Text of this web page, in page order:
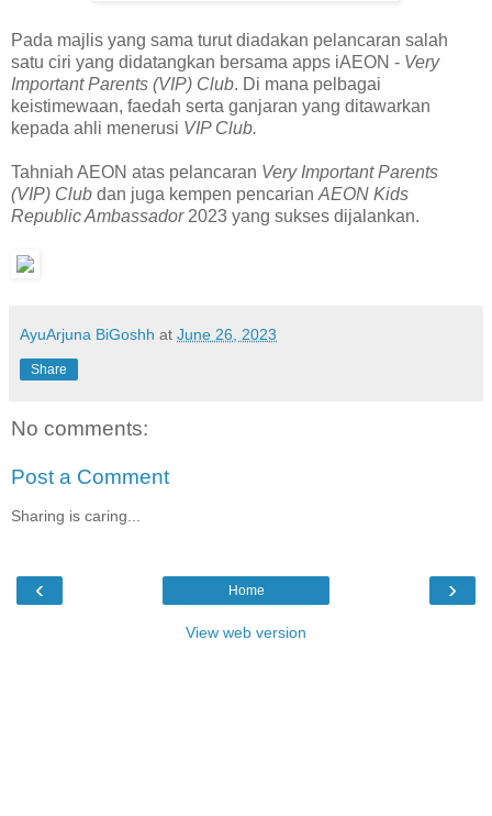
Pada majlis yang sama turut diadakan pelancaran salah
satu ciri yang didatangkan bersama apps iAEON - Very
Important Parents (VIP) Club. Di mana pelbagai
keistimewaan, faedah serta ganjaran yang ditawarkan
kepada ahli menerusi VIP Club.
Tahniah AEON atas pelancaran Very Important Parents
(VIP) Club dan juga kempen pencarian AEON Kids
Republic Ambassador 2023 yang sukses dijalankan.
AyuArjuna BiGoshh at June 26, 2023
Share
No comments:
Post a Comment
Sharing is caring...
‹ ›
Home
View web version